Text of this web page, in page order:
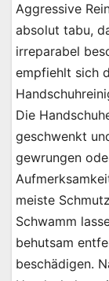
Aggressive
absolut tabu,
irreparabel
empfiehlt sich
Die
geschwenkt
gewrungen
meiste
Schwamm
behutsam
beschädigen.